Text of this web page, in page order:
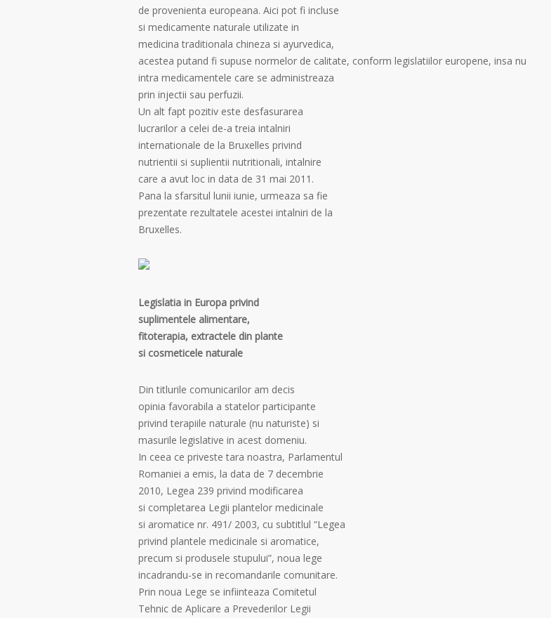
de provenienta europeana. Aici pot fi incluse
si medicamente naturale utilizate in
medicina traditionala chineza si ayurvedica,
acestea putand fi supuse normelor de calitate, conform legislatiilor europene, insa nu
intra medicamentele care se administreaza
prin injectii sau perfuzii.
Un alt fapt pozitiv este desfasurarea
lucrarilor a celei de-a treia intalniri
internationale de la Bruxelles privind
nutrientii si suplientii nutritionali, intalnire
care a avut loc in data de 31 mai 2011.
Pana la sfarsitul lunii iunie, urmeaza sa fie
prezentate rezultatele acestei intalniri de la
Bruxelles.
Legislatia in Europa privind
suplimentele alimentare,
fitoterapia, extractele din plante
si cosmeticele naturale
Din titlurile comunicarilor am decis
opinia favorabila a statelor participante
privind terapiile naturale (nu naturiste) si
masurile legislative in acest domeniu.
In ceea ce priveste tara noastra, Parlamentul
Romaniei a emis, la data de 7 decembrie
2010, Legea 239 privind modificarea
si completarea Legii plantelor medicinale
si aromatice nr. 491/ 2003, cu subtitlul “Legea
privind plantele medicinale si aromatice,
precum si produsele stupului”, noua lege
incadrandu-se in recomandarile comunitare.
Prin noua Lege se infiinteaza Comitetul
Tehnic de Aplicare a Prevederilor Legii